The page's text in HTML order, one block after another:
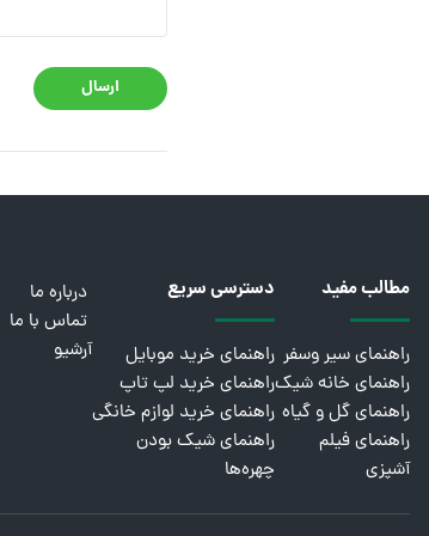
ارسال
مطالب مفید
راهنمای سیر وسفر
راهنمای خانه شیک
راهنمای گل و گیاه
راهنمای فیلم
آشپزی
دسترسی سریع
راهنمای خرید موبایل
راهنمای خرید لپ تاپ
راهنمای خرید لوازم خانگی
راهنمای شیک بودن
چهره‌ها
درباره ما
تماس با ما
آرشیو